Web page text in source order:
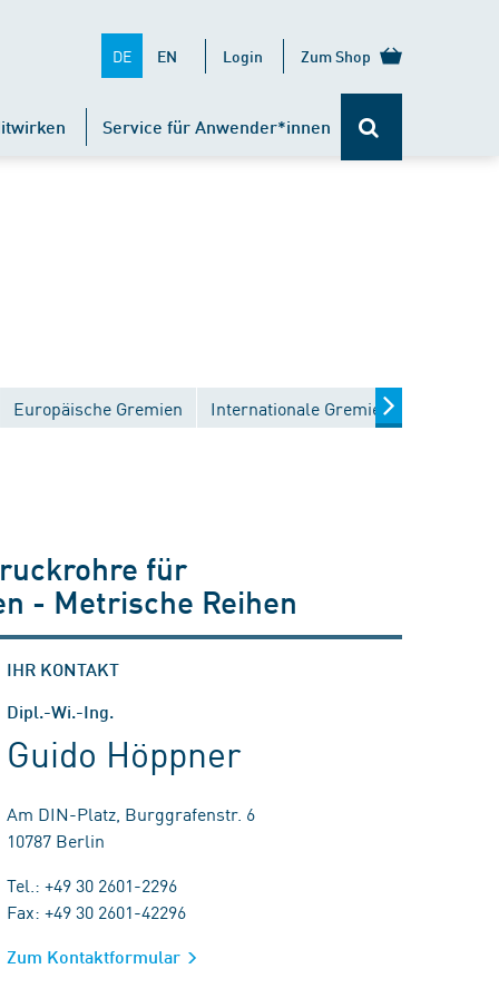
DE EN Login Zum Shop
Service für Anwender*innen
Europäische Gremien Internationale Gremien
für
- Metrische Reihen
IHR KONTAKT
Dipl.-Wi.-Ing.
Guido Höppner
Am DIN-Platz, Burggrafenstr. 6
10787 Berlin
Tel.: +49 30 2601-2296
Fax: +49 30 2601-42296
Zum Kontaktformular